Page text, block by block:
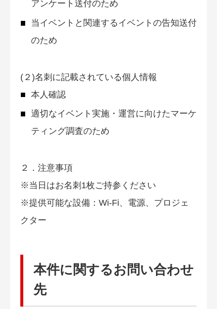
アンケート送付のため
当イベントと関連するイベントの告知送付
のため
(２)名刺に記載されている個人情報
本人確認
適切なイベント実施・運営に向けたマーケ
ティング調査のため
２．注意事項
※当日はお名刺1枚ご持参ください
※提供可能な設備：Wi-Fi、電源、プロジェ
クター
本件に関するお問い合わせ
先